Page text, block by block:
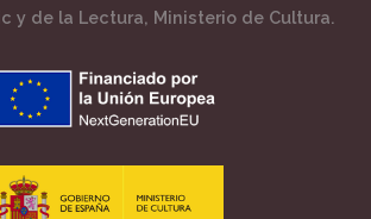
y de la Lectura, Ministerio de Cultura.